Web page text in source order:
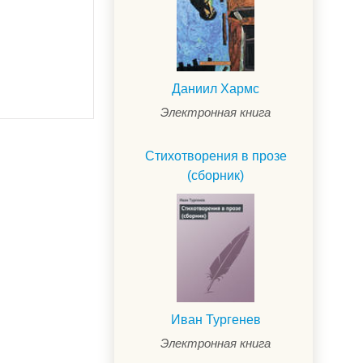
Даниил Хармс
Электронная книга
Стихотворения в прозе
(сборник)
Иван Тургенев
Электронная книга